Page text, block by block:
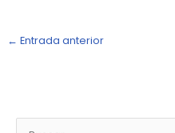
← Entrada anterior